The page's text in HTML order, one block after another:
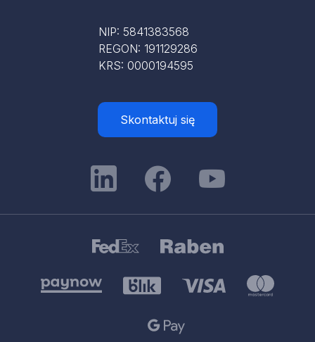
NIP: 5841383568
REGON: 191129286
KRS: 0000194595
Skontaktuj się